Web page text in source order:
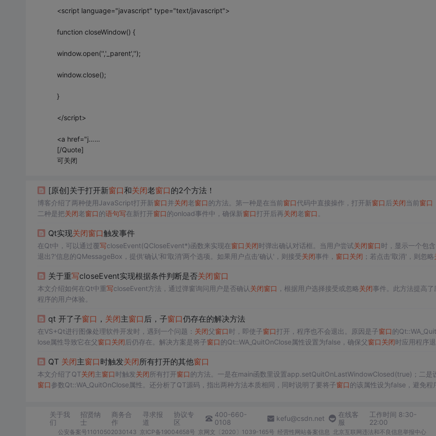
<script language="javascript" type="text/javascript">
function closeWindow() {
window.open('','_parent','');
window.close();
}
</script>
<a href="j……
[/Quote]
可关闭
[原创]关于打开新窗口和关闭老窗口 的2个方法！
博客介绍了两种使用JavaScript打开新窗口 并关闭老窗口的方法。第一种是在当前窗口代码中直接操作，打开新窗口 后关闭当前窗口
二种是把关闭老窗口的语句写在新打开窗口的onload事件中，确保新窗口打开后再关闭老窗口
Qt实现关闭窗口触发事件
在Qt中，可以通过覆写closeEvent(QCloseEvent*)函数来实现在窗口关闭时弹出确认对话框。当用户尝试关闭窗口时，显示一个包
退出?'信息的QMessageBox，提供'确认'和'取消'两个选项。如果用户点击'确认'，则接受关闭事件， 窗口关闭 ；若点击'取消'，则忽略
关于重写closeEvent实现根据条件判断是否关闭窗口
本文介绍如何在Qt中重写closeEvent方法，通过弹窗询问用户是否确认 关闭窗口 ，根据用户选择接受或忽略关闭事件。此方法提高了
程序的用户体验。
qt 开了子窗口 ， 关闭主窗口 后，子窗口仍存在的解决方法
在VS+Qt进行图像处理软件开发时，遇到一个问题： 关闭父窗口时，即使子窗口打开，程序也不会退出。原因是子窗口的
lose属性导致它在父窗口关闭后仍存在。解决方案是将子窗口的Qt::WA_QuitOnClose属性设置为false，确保父窗口关闭时应用程序
QT 关闭主窗口 时触发关闭所有打开的其他窗口
本文介绍了QT关闭主窗口时触发关闭所有打开窗口的方法。一是在main函数里设置app.setQuitOnLastWindowClosed(true)；二是
窗口参数Qt::WA_QuitOnClose属性。还分析了QT源码，指出两种方法本质相同，同时说明了要将子窗口的该属性设为false，避免程
关于我
们
招贤纳
士
商务合
作
寻求报
道
协议专
区
400-660-
0108
kefu@csdn.net
在线客
服
工作时间 8:30-
22:00
公安备案号11010502030143 京ICP备19004658号 京网文〔2020〕1039-165号 经营性网站备案信息 北京互联网违法和不良信息举报中心